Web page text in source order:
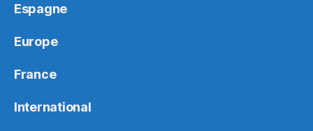
Espagne
Europe
France
International